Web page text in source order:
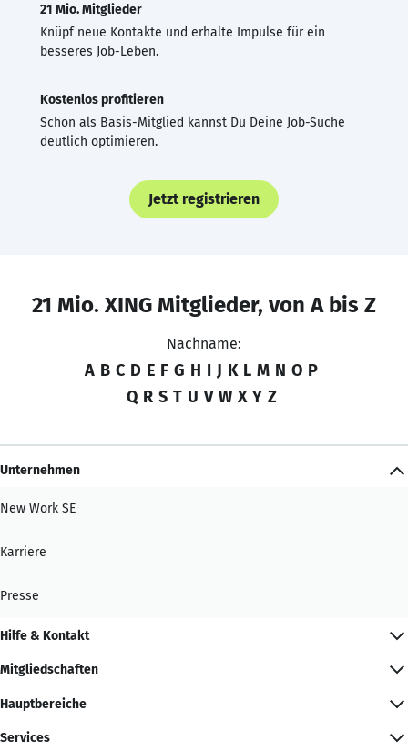
21 Mio. Mitglieder
Knüpf neue Kontakte und erhalte Impulse für ein
besseres Job-Leben.
Kostenlos profitieren
Schon als Basis-Mitglied kannst Du Deine Job-Suche
deutlich optimieren.
Jetzt registrieren
21 Mio. XING Mitglieder, von A bis Z
Nachname:
A B C D E F G H I J K L M N O P
Q R S T U V W X Y Z
Unternehmen
New Work SE
Karriere
Presse
Hilfe & Kontakt
Mitgliedschaften
Hauptbereiche
Services